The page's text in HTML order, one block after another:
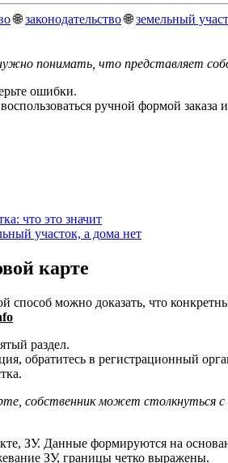
🌐законодательство🌐земельный
понимать, что представляет
ошибки.
ручной формой
что это значит
участок, а дома нет
карте
можно доказать, что
раздел.
обратитесь в регистрационный
собственник может столкнуться
ЗУ. Данные формируются на
ЗУ, границы четко выражены.